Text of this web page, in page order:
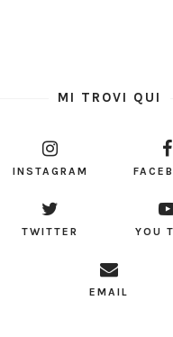
MI TROVI QUI
INSTAGRAM
TWITTER YOU
EMAIL